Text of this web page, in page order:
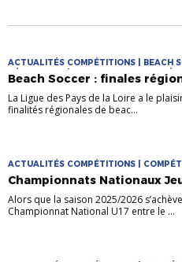
ACTUALITÉS COMPÉTITIONS | BEACH
RÉGIONALES | PRATIQUES DIVERSIFIÉES
Beach Soccer : finales
La Ligue des Pays de la Loire a le
finalités régionales de beac...
ACTUALITÉS COMPÉTITIONS |
Championnats Nationaux
Alors que la saison 2025/2026
Championnat National U17 entre le ...